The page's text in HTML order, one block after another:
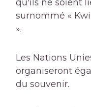
qu'ils ne soient
surnommé «
».
Les Nations
organiseront
du souvenir.